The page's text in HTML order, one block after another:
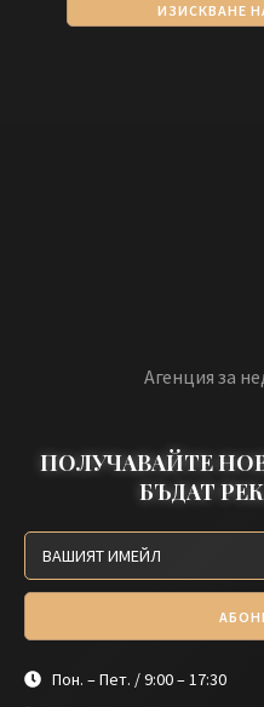
ИЗИСКВАНЕ
Агенция за
ПОЛУЧАВАЙТЕ
БЪДАТ
Пон. – Пет. / 9:00 – 17:30